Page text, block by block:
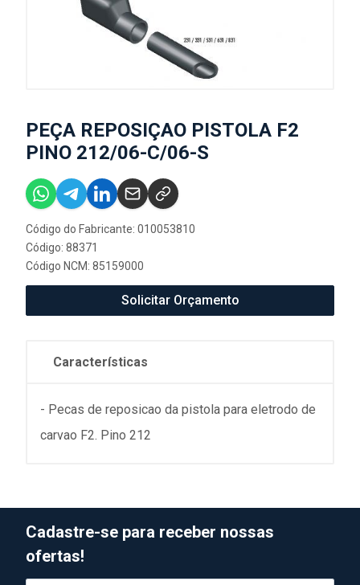
PEÇA REPOSIÇAO PISTOLA F2
PINO 212/06-C/06-S
Código do Fabricante: 010053810
Código: 88371
Código NCM: 85159000
Solicitar Orçamento
Características
- Pecas de reposicao da pistola para eletrodo de
carvao F2. Pino 212
Cadastre-se para receber nossas
ofertas!